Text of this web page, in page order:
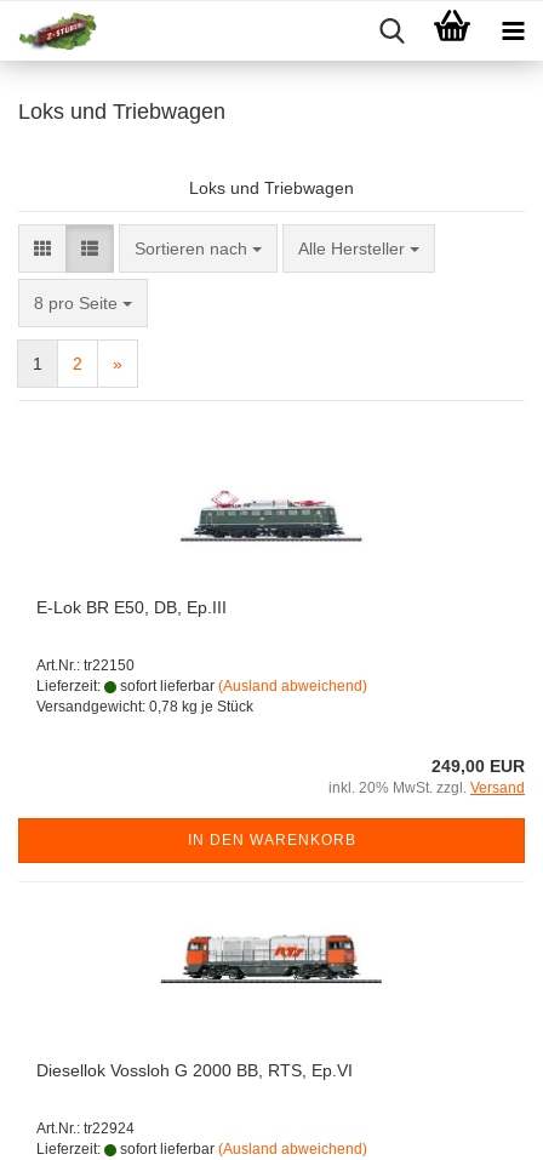
Loks und Triebwagen
Loks und Triebwagen
Sortieren nach
Sortieren nach Alle Hersteller
8 pro Seite
pro Seite
1 2 »
E-Lok BR E50, DB, Ep.III
Art.Nr.: tr22150
Lieferzeit:
sofort lieferbar (Ausland abweichend)
Versandgewicht: 0,78 kg je Stück
249,00 EUR
inkl. 20% MwSt. zzgl. Versand
IN DEN WARENKORB
Diesellok Vossloh G 2000 BB, RTS, Ep.VI
Art.Nr.: tr22924
Lieferzeit:
sofort lieferbar (Ausland abweichend)